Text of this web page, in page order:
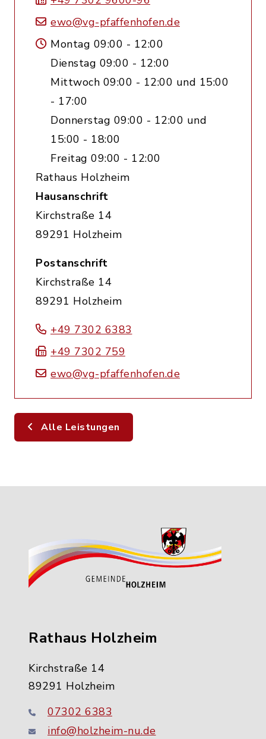
ewo@vg-pfaffenhofen.de
Montag 09:00 - 12:00
Dienstag 09:00 - 12:00
Mittwoch 09:00 - 12:00 und 15:00
- 17:00
Donnerstag 09:00 - 12:00 und
15:00 - 18:00
Freitag 09:00 - 12:00
Rathaus Holzheim
Hausanschrift
Kirchstraße 14
89291 Holzheim
Postanschrift
Kirchstraße 14
89291 Holzheim
+49 7302 6383
+49 7302 759
ewo@vg-pfaffenhofen.de
Alle Leistungen
Rathaus Holzheim
Kirchstraße 14
89291 Holzheim
07302 6383
info@holzheim-nu.de